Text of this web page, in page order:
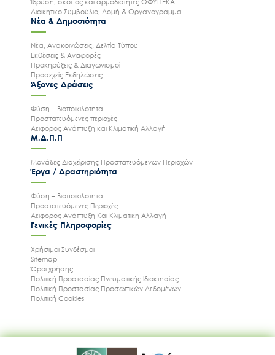
Ίδρυση, σκοπός και αρμοδιότητες ΟΦΥΠΕΚΑ
Διοικητικό Συμβούλιο, Δομή & Οργανόγραμμα
Νέα & Δημοσιότητα
Νέα, Ανακοινώσεις, Δελτία Τύπου
Εκθέσεις & Αναφορές
Προκηρύξεις & Διαγωνισμοί
Προσεχείς Εκδηλώσεις
Άξονες Δράσεις
Φύση – Βιοποικιλότητα
Προστατευόμενες περιοχές
Αειφόρος Ανάπτυξη και Κλιματική Αλλαγή
Μ.Δ.Π.Π
Μονάδες Διαχείρισης Προστατευόμενων Περιοχών
Έργα / Δραστηριότητα
Φύση – Βιοποικιλότητα
Προστατευόμενες Περιοχές
Αειφόρος Ανάπτυξη Και Κλιματική Αλλαγή
Γενικές Πληροφορίες
Χρήσιμοι Συνδέσμοι
Sitemap
Όροι χρήσης
Πολιτική Προστασίας Πνευματικής Ιδιοκτησίας
Πολιτική Προστασίας Προσωπικών Δεδομένων
Πολιτική Cookies